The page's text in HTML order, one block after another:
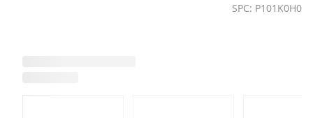
SPC: P101K0H0